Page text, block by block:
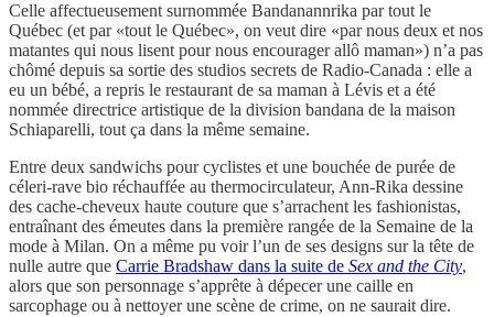
Celle affectueusement surnommée Bandanannrika par tout le
Québec (et par «tout le Québec», on veut dire «par nous deux et nos
matantes qui nous lisent pour nous encourager allô maman») n’a pas
chômé depuis sa sortie des studios secrets de Radio-Canada : elle a
eu un bébé, a repris le restaurant de sa maman à Lévis et a été
nommée directrice artistique de la division bandana de la maison
Schiaparelli, tout ça dans la même semaine.
Entre deux sandwichs pour cyclistes et une bouchée de purée de
céleri-rave bio réchauffée au thermocirculateur, Ann-Rika dessine
des cache-cheveux haute couture que s’arrachent les fashionistas,
entraînant des émeutes dans la première rangée de la Semaine de la
mode à Milan. On a même pu voir l’un de ses designs sur la tête de
nulle autre que Carrie Bradshaw dans la suite de Sex and the City,
alors que son personnage s’apprête à dépecer une caille en
sarcophage ou à nettoyer une scène de crime, on ne saurait dire.